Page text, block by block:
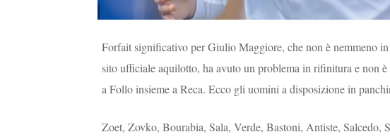
Forfait significativo per Giulio Maggiore, che non è nemmeno
sito ufficiale aquilotto, ha avuto un problema in rifinitura e non
a Follo insieme a Reca. Ecco gli uomini a disposizione in
Zoet, Zovko, Bourabia, Sala, Verde, Bastoni, Antiste, Salcedo,